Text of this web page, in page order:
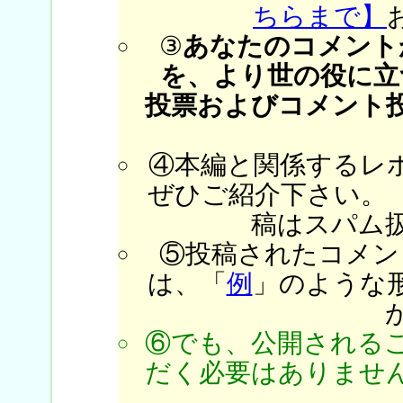
ちらまで】
③あなたのコメン
を、より世の役に
投票およびコメント
④本編と関係するレ
ぜひご紹介下さい。
稿はスパム
⑤投稿されたコメン
は、「 例 」のような
⑥でも、公開される
だく必要はありませ